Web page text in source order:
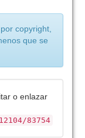
copyright,
que se
o enlazar
83754